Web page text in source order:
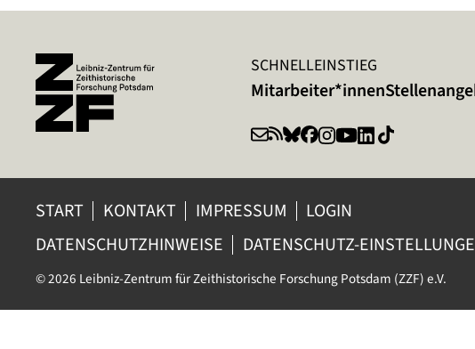
SCHNELLEINSTIEG
Mitarbeiter*innen
START KONTAKT IMPRESSUM
LOGIN
DATENSCHUTZHINWEISE
DATENSCHUTZ-
© 2026 Leibniz-Zentrum für Zeithistorische Forschung Potsdam (ZZF) e.V.